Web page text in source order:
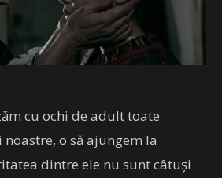
cu ochi de adult toate
o să ajungem la
dintre ele nu sunt câtuși